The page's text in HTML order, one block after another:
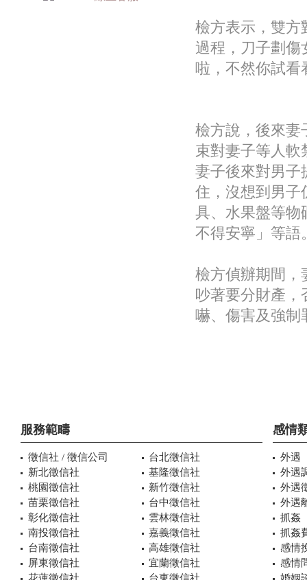
檢方表示，雙方
過程，刀子劃傷
啦，不然你試看
檢方說，後來妻
束對妻子等人軟
妻子後來對男子
住，沒想到男子
具、水果盤等物
不得安寧」等語
檢方偵辦期間，
吵著要分財產，
嚇、傷害及強制
服務範疇
徵信社 / 徵信公司
台北徵信社
新北徵信社
基隆徵信社
桃園徵信社
新竹徵信社
苗栗徵信社
台中徵信社
彰化徵信社
雲林徵信社
南投徵信社
嘉義徵信社
台南徵信社
高雄徵信社
屏東徵信社
宜蘭徵信社
感情
外遇
外遇
外遇
外遇
抓姦
抓姦
感情
感情